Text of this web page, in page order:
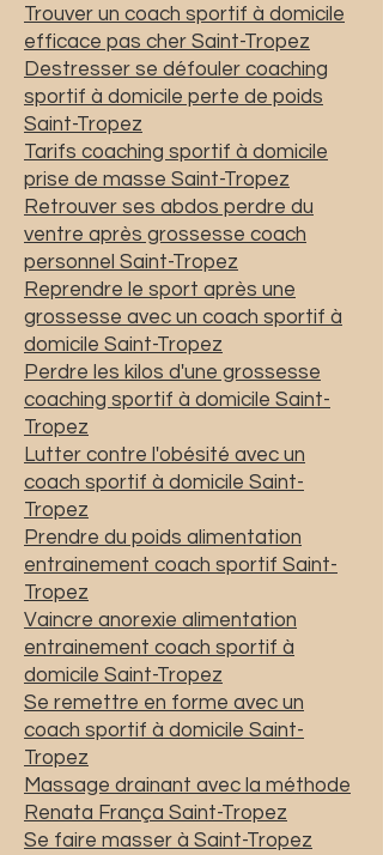
Trouver un coach sportif à domicile
efficace pas cher Saint-Tropez
Destresser se défouler coaching
sportif à domicile perte de poids
Saint-Tropez
Tarifs coaching sportif à domicile
prise de masse Saint-Tropez
Retrouver ses abdos perdre du
ventre après grossesse coach
personnel Saint-Tropez
Reprendre le sport après une
grossesse avec un coach sportif à
domicile Saint-Tropez
Perdre les kilos d'une grossesse
coaching sportif à domicile Saint-
Tropez
Lutter contre l'obésité avec un
coach sportif à domicile Saint-
Tropez
Prendre du poids alimentation
entrainement coach sportif Saint-
Tropez
Vaincre anorexie alimentation
entrainement coach sportif à
domicile Saint-Tropez
Se remettre en forme avec un
coach sportif à domicile Saint-
Tropez
Massage drainant avec la méthode
Renata França Saint-Tropez
Se faire masser à Saint-Tropez